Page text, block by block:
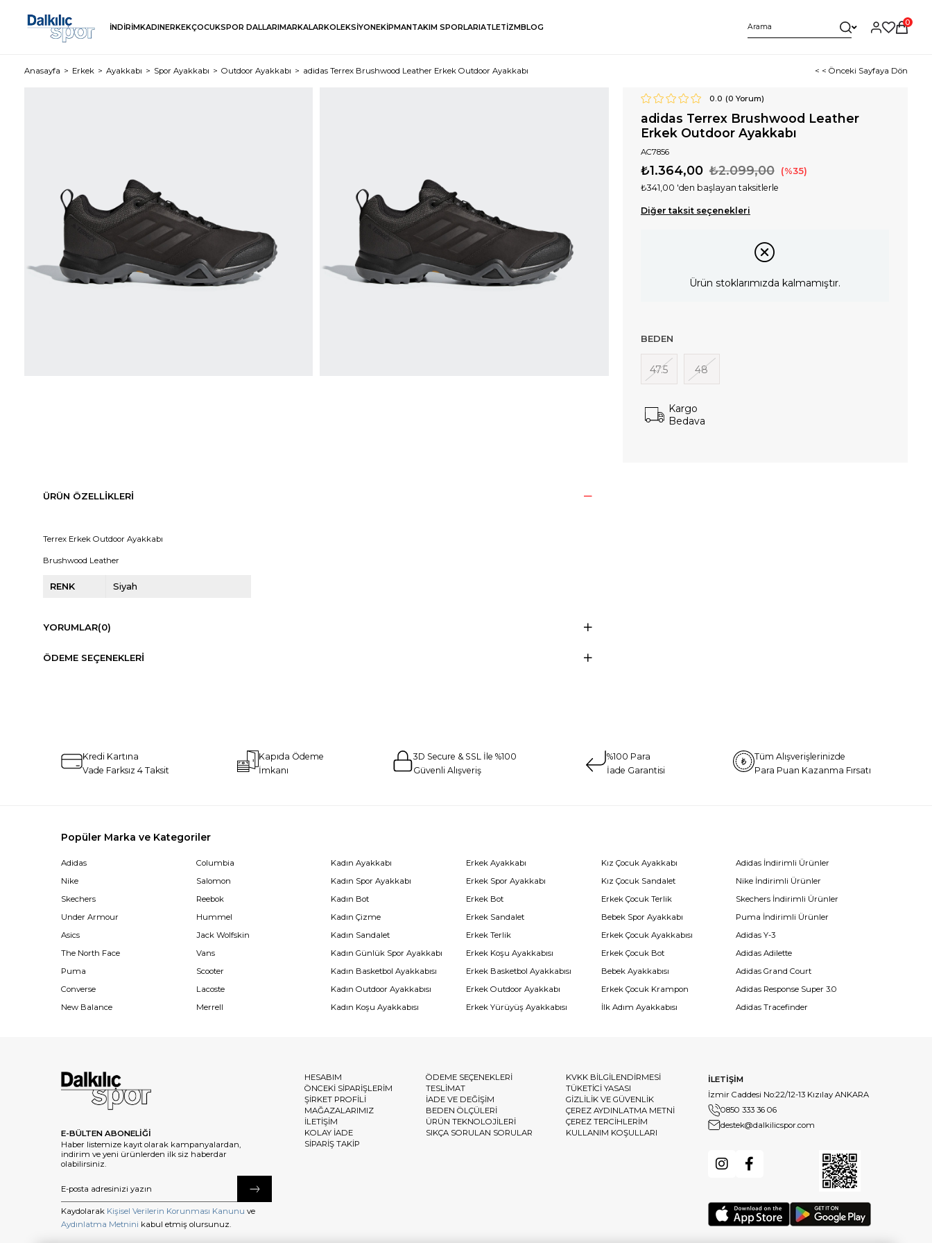
İNDİRİMKADINERKEKÇOCUKSPOR DALLARIMARKALARKOLEKSİYONEKİPMANTAKIM SPORLARIATLETİZMBLOG
0
Anasayfa Erkek Ayakkabı Spor Ayakkabı Outdoor Ayakkabı adidas Terrex Brushwood Leather Erkek Outdoor Ayakkabı < < Önceki Sayfaya Dön
0.0 (0 Yorum)
adidas Terrex Brushwood Leather
Erkek Outdoor Ayakkabı
AC7856
₺2.099,00
₺1.364,00 35
₺341,00 'den başlayan taksitlerle
Diğer taksit seçenekleri
Ürün stoklarımızda kalmamıştır.
BEDEN
47.5 48
Kargo
Bedava
ÜRÜN ÖZELLIKLERI
Terrex Erkek Outdoor Ayakkabı
Brushwood Leather
RENK Siyah
YORUMLAR(0)
ÖDEME SEÇENEKLERI
Kredi Kartına
Vade Farksız 4 Taksit
Kapıda Ödeme
İmkanı
3D Secure & SSL İle %100
Güvenli Alışveriş
%100 Para
İade Garantisi
Tüm Alışverişlerinizde
Para Puan Kazanma Fırsatı
Popüler Marka ve Kategoriler
Adidas
Nike
Skechers
Under Armour
Asics
The North Face
Puma
Converse
New Balance
Columbia
Salomon
Reebok
Hummel
Jack Wolfskin
Vans
Scooter
Lacoste
Merrell
Kadın Ayakkabı
Kadın Spor Ayakkabı
Kadın Bot
Kadın Çizme
Kadın Sandalet
Kadın Günlük Spor Ayakkabı
Kadın Basketbol Ayakkabısı
Kadın Outdoor Ayakkabısı
Kadın Koşu Ayakkabısı
Erkek Ayakkabı
Erkek Spor Ayakkabı
Erkek Bot
Erkek Sandalet
Erkek Terlik
Erkek Koşu Ayakkabısı
Erkek Basketbol Ayakkabısı
Erkek Outdoor Ayakkabı
Erkek Yürüyüş Ayakkabısı
Kız Çocuk Ayakkabı
Kız Çocuk Sandalet
Erkek Çocuk Terlik
Bebek Spor Ayakkabı
Erkek Çocuk Ayakkabısı
Erkek Çocuk Bot
Bebek Ayakkabısı
Erkek Çocuk Krampon
İlk Adım Ayakkabısı
Adidas İndirimli Ürünler
Nike İndirimli Ürünler
Skechers İndirimli Ürünler
Puma İndirimli Ürünler
Adidas Y-3
Adidas Adilette
Adidas Grand Court
Adidas Response Super 3.0
Adidas Tracefinder
E-BÜLTEN ABONELİĞİ
Haber listemize kayıt olarak kampanyalardan,
indirim ve yeni ürünlerden ilk siz haberdar
olabilirsiniz.
Kaydolarak Kişisel Verilerin Korunması Kanunu ve
Aydınlatma Metnini kabul etmiş olursunuz.
HESABIM
ÖNCEKİ SİPARİŞLERİM
ŞİRKET PROFİLİ
MAĞAZALARIMIZ
İLETİŞİM
KOLAY İADE
SİPARİŞ TAKİP
ÖDEME SEÇENEKLERİ
TESLİMAT
İADE VE DEĞİŞİM
BEDEN ÖLÇÜLERİ
ÜRÜN TEKNOLOJİLERİ
SIKÇA SORULAN SORULAR
KVKK BİLGİLENDİRMESİ
TÜKETİCİ YASASI
GİZLİLİK VE GÜVENLİK
ÇEREZ AYDINLATMA METNİ
ÇEREZ TERCİHLERİM
KULLANIM KOŞULLARI
İLETİŞİM
İzmir Caddesi No:22/12-13 Kızılay ANKARA
0850 333 36 06
destek@dalkilicspor.com